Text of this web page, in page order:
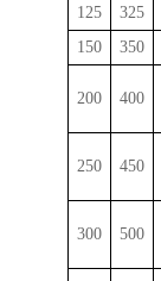
125
325
150
350
200 400
250 450
300 500